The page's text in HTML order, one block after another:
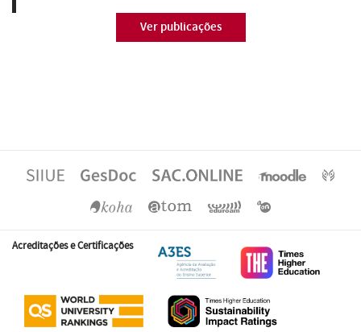
Ver publicações
Acreditações e Certificações